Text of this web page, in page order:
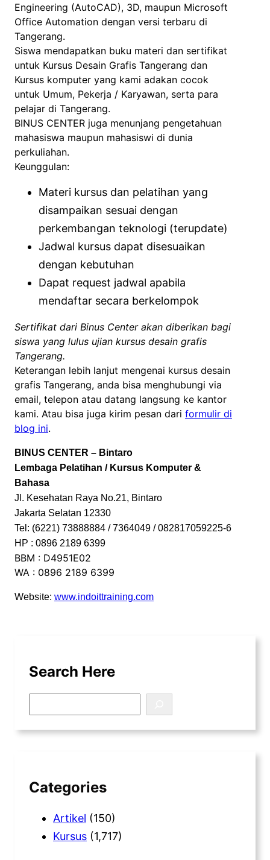
Engineering (AutoCAD), 3D, maupun Microsoft
Office Automation dengan versi terbaru di
Tangerang.
Siswa mendapatkan buku materi dan sertifikat
untuk Kursus Desain Grafis Tangerang dan
Kursus komputer yang kami adakan cocok
untuk Umum, Pekerja / Karyawan, serta para
pelajar di Tangerang.
BINUS CENTER juga menunjang pengetahuan
mahasiswa maupun mahasiswi di dunia
perkuliahan.
Keunggulan:
Materi kursus dan pelatihan yang
disampaikan sesuai dengan
perkembangan teknologi (terupdate)
Jadwal kursus dapat disesuaikan
dengan kebutuhan
Dapat request jadwal apabila
mendaftar secara berkelompok
Sertifikat dari Binus Center akan diberikan bagi
siswa yang lulus ujian kursus desain grafis
Tangerang.
Keterangan lebih lanjut mengenai kursus desain
grafis Tangerang, anda bisa menghubungi via
email, telepon atau datang langsung ke kantor
kami. Atau bisa juga kirim pesan dari formulir di
blog ini.
BINUS CENTER – Bintaro
Lembaga Pelatihan / Kursus Komputer &
Bahasa
Jl. Kesehatan Raya No.21, Bintaro
Jakarta Selatan 12330
Tel: (6221) 73888884 / 7364049 / 082817059225-6
HP : 0896 2189 6399
BBM : D4951E02
WA : 0896 2189 6399
Website: www.indoittraining.com
Search Here
e
a
Categories
Artikel (150)
Kursus (1,717)